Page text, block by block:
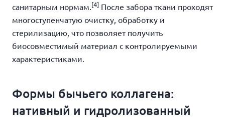
санитарным нормам.[4] После забора ткани проходят
многоступенчатую очистку, обработку и
стерилизацию, что позволяет получить
биосовместимый материал с контролируемыми
характеристиками.
Формы бычьего коллагена:
нативный и гидролизованный